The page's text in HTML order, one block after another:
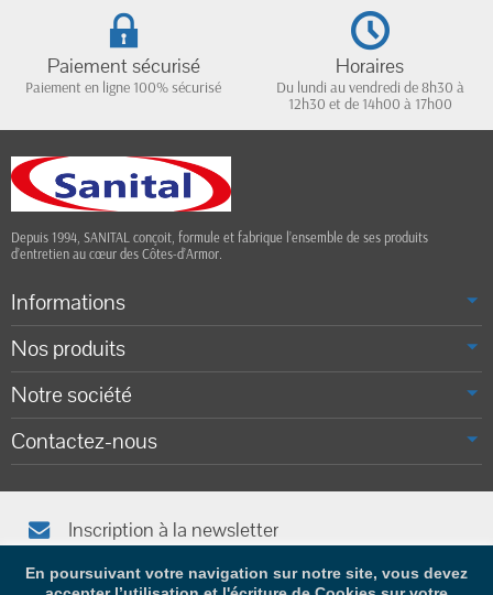
Paiement sécurisé
Paiement en ligne 100% sécurisé
Horaires
Du lundi au vendredi de 8h30 à
12h30 et de 14h00 à 17h00
Depuis 1994, SANITAL conçoit, formule et fabrique l’ensemble de ses produits
d’entretien au cœur des Côtes-d’Armor.
Informations
Nos produits
Notre société
Contactez-nous
En poursuivant votre navigation sur notre site, vous devez
Inscription à la newsletter